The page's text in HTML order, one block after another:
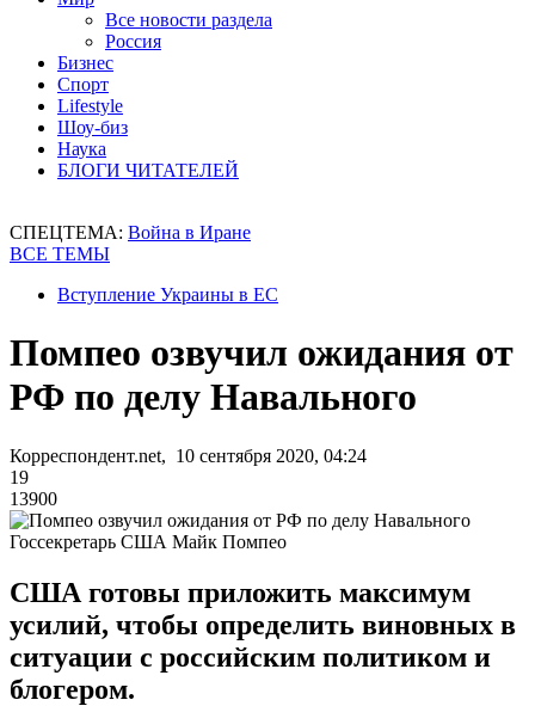
Все новости раздела
Россия
Бизнес
Спорт
Lifestyle
Шоу-биз
Наука
БЛОГИ ЧИТАТЕЛЕЙ
СПЕЦТЕМА: Война в Иране
ВСЕ ТЕМЫ
Вступление Украины в ЕС
Помпео озвучил ожидания от
РФ по делу Навального
Корреспондент.net, 10 сентября 2020, 04:24
19
13900
Госсекретарь США Майк Помпео
США готовы приложить максимум
усилий, чтобы определить виновных в
ситуации с российским политиком и
блогером.